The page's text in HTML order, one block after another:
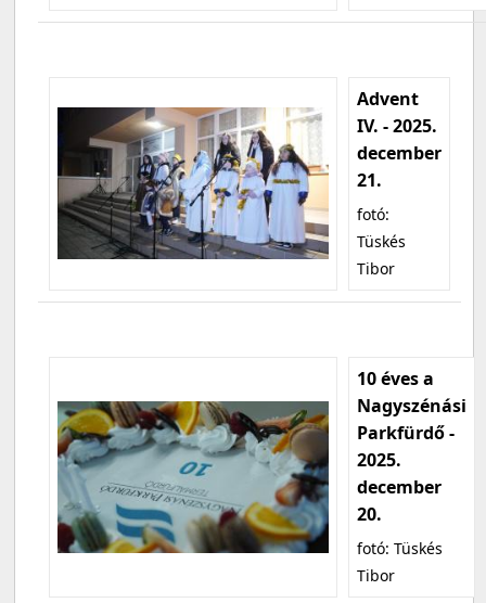
Advent
IV. - 2025.
december
21.
fotó:
Tüskés
Tibor
10 éves a
Nagyszénási
Parkfürdő -
2025.
december
20.
fotó: Tüskés
Tibor